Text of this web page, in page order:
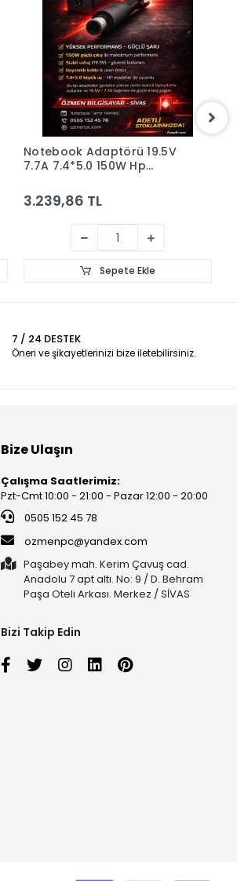
Notebook Adaptörü 19.5V
7.7A 7.4*5.0 150W Hp
3.239,86 TL
Sepete Ekle
7 / 24 DESTEK
Öneri ve şikayetlerinizi bize iletebilirsiniz.
Bize Ulaşın
Çalışma Saatlerimiz:
Pzt-Cmt 10:00 - 21:00 - Pazar 12:00 - 20:00
0505 152 45 78
ozmenpc@yandex.com
Paşabey mah. Kerim Çavuş cad.
Anadolu 7 apt altı. No: 9 / D. Behram
Paşa Oteli Arkası. Merkez / SİVAS
Bizi Takip Edin